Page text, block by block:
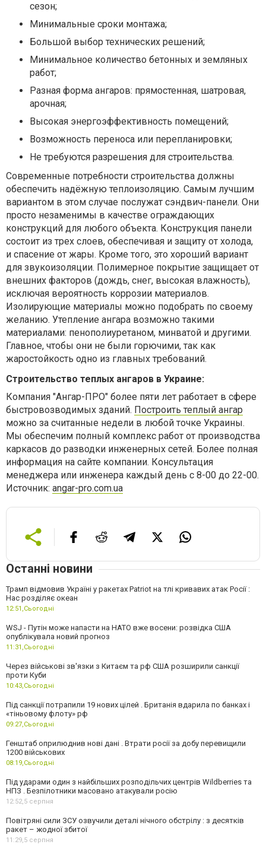
сезон;
Минимальные сроки монтажа;
Большой выбор технических решений;
Минимальное количество бетонных и земляных
работ;
Разная форма ангаров: прямостенная, шатровая,
арочная;
Высокая энергоэффективность помещений;
Возможность переноса или перепланировки;
Не требуются разрешения для строительства.
Современные потребности строительства должны
обеспечить надёжную теплоизоляцию. Самым лучшим
вариантом в этом случае послужат сэндвич-панели. Они
просто незаменимы в качестве ограждающих
конструкций для любого объекта. Конструкция панели
состоит из трех слоев, обеспечивая и защиту от холода,
и спасение от жары. Кроме того, это хороший вариант
для звукоизоляции. Полимерное покрытие защищает от
внешних факторов (дождь, снег, высокая влажность),
исключая вероятность коррозии материалов.
Изолирующие материалы можно подобрать по своему
желанию. Утепление ангара возможно такими
материалами: пенополиуретаном, минватой и другими.
Главное, чтобы они не были горючими, так как
жаростойкость одно из главных требований.
Строительство теплых ангаров в Украине:
Компания "Ангар-ПРО" более пяти лет работает в сфере
быстровозводимых зданий. Построить теплый ангар
можно за считанные недели в любой точке Украины.
Мы обеспечим полный комплекс работ от производства
каркасов до разводки инженерных сетей. Более полная
информация на сайте компании. Консультация
менеджера или инженера каждый день с 8-00 до 22-00.
Источник: angar-pro.com.ua
Останні новини
Трамп відмовив Україні у ракетах Patriot на тлі кривавих атак Росії :
Нас розділяє океан
12:51,Сьогодні
WSJ - Путін може напасти на НАТО вже восени: розвідка США
опублікувала новий прогноз
11:31,Сьогодні
Через військові зв'язки з Китаєм та рф США розширили санкції
проти Куби
10:43,Сьогодні
Під санкції потрапили 19 нових цілей . Британія вдарила по банках і
«тіньовому флоту» рф
09:27,Сьогодні
Генштаб оприлюднив нові дані . Втрати росії за добу перевищили
1200 військових
08:19,Сьогодні
Під ударами один з найбільших розподільчих центрів Wildberries та
НПЗ . Безпілотники масовано атакували росію
12:52,5 серпня
Повітряні сили ЗСУ озвучили деталі нічного обстрілу : з десятків
ракет – жодної збитої
11:29,5 серпня